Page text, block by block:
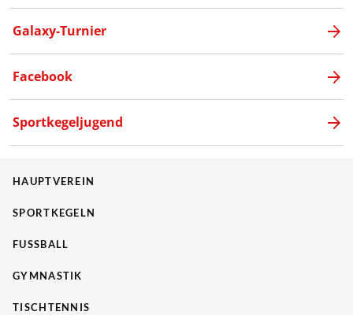
Galaxy-Turnier
Facebook
Sportkegeljugend
HAUPTVEREIN
SPORTKEGELN
FUSSBALL
GYMNASTIK
TISCHTENNIS